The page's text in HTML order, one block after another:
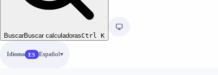
BuscarBuscar calculadorasCtrl K
Idioma ES Español